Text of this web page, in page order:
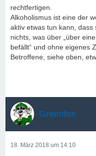
rechtfertigen.
Alkoholismus ist eine der
aktiv etwas tun kann,
nichts, was über „über
befällt“ und ohne eigenes
Betroffene, siehe oben,
Greenfox
18. März 2018 um 14:10